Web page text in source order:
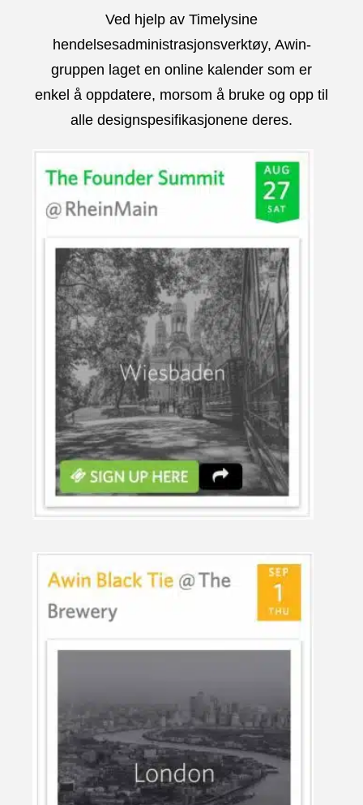
Ved hjelp av Timelysine
hendelsesadministrasjonsverktøy, Awin-
gruppen laget en online kalender som er
enkel å oppdatere, morsom å bruke og opp til
alle designspesifikasjonene deres.